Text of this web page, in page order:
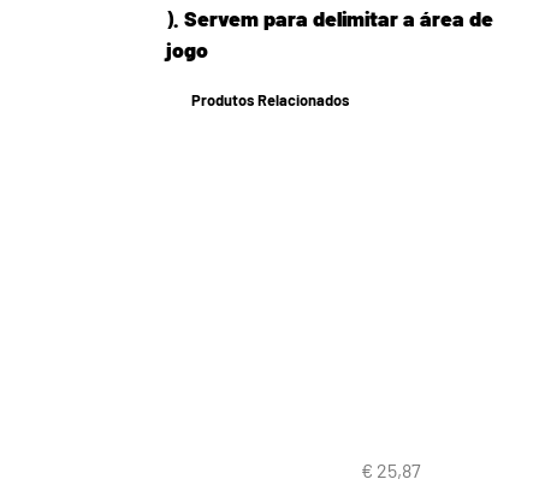
). Servem para delimitar a área de
jogo
Produtos Relacionados